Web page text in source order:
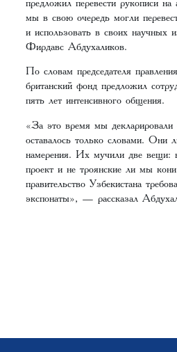
мы в свою очередь могли
и использовать в своих научных
Фирдавс Абдухаликов.
По словам председателя
британский фонд предложил
пять лет интенсивного общения.
«За это время мы декларировали
оставалось только словами. Они
намерения. Их мучили две вещи:
проект и не троянские ли мы
правительство Узбекистана
экспонаты», — рассказал